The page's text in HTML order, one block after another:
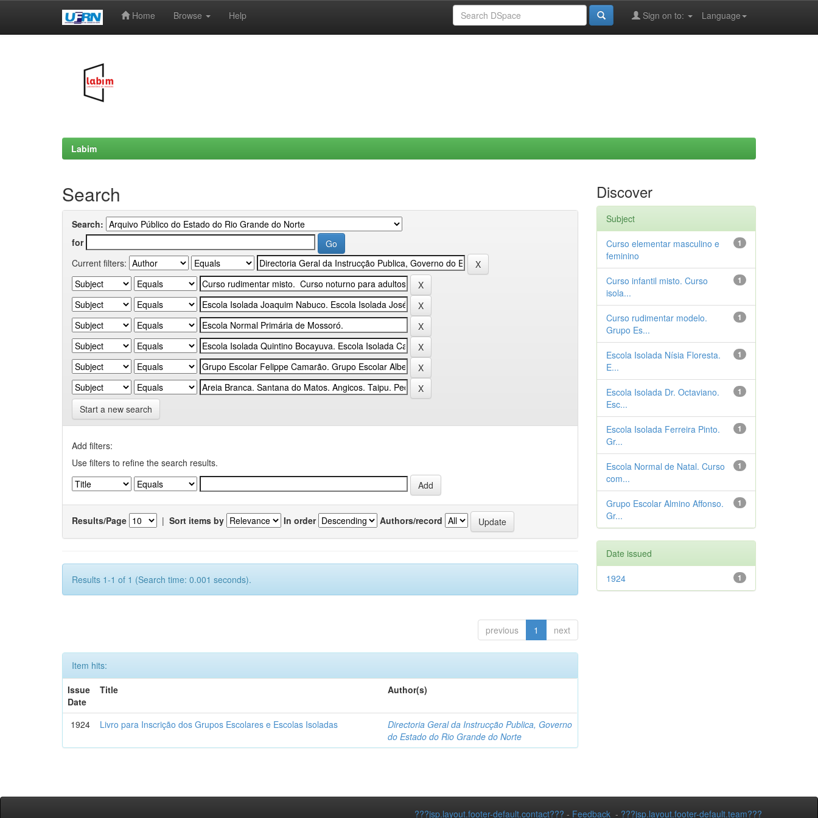
Home Browse Help Language
Sign on to:
Labim
Search
Search:
for
Current filters:
Start a new search
Add filters:
Use filters to refine the search results.
Results/Page | Sort items by In order Authors/record
Results 1-1 of 1 (Search time: 0.001 seconds).
previous 1 next
Item hits:
Issue
Date
Title Author(s)
1924 Livro para Inscrição dos Grupos Escolares e Escolas Isoladas
Directoria Geral da Instrucção Publica, Governo
do Estado do Rio Grande do Norte
Discover
Subject
1
Curso elementar masculino e
feminino
1
Curso infantil misto. Curso
isola...
1
Curso rudimentar modelo.
Grupo Es...
1
Escola Isolada Nísia Floresta.
E...
1
Escola Isolada Dr. Octaviano.
Esc...
1
Escola Isolada Ferreira Pinto.
Gr...
1
Escola Normal de Natal. Curso
com...
1
Grupo Escolar Almino Affonso.
Gr...
Date issued
1
1924
???jsp.layout.footer-default.contact??? - Feedback - ???jsp.layout.footer-default.team???